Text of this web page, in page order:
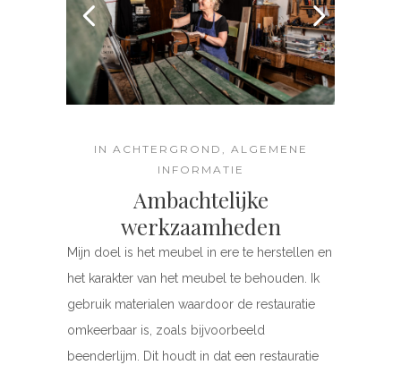
IN ACHTERGROND , ALGEMENE
INFORMATIE
Ambachtelijke
werkzaamheden
Mijn doel is het meubel in ere te herstellen en
het karakter van het meubel te behouden. Ik
gebruik materialen waardoor de restauratie
omkeerbaar is, zoals bijvoorbeeld
beenderlijm. Dit houdt in dat een restauratie